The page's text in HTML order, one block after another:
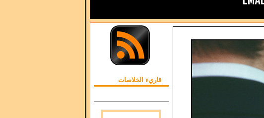
قاريء الخلاصات